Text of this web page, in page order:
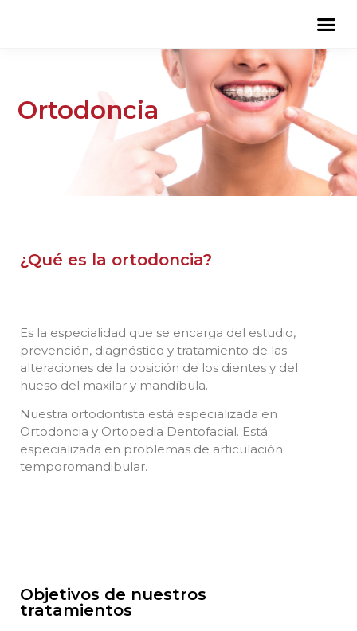
Ortodoncia
¿Qué es la ortodoncia?
Es la especialidad que se encarga del estudio,
prevención, diagnóstico y tratamiento de las
alteraciones de la posición de los dientes y del
hueso del maxilar y mandíbula.
Nuestra ortodontista está especializada en
Ortodoncia y Ortopedia Dentofacial. Está
especializada en problemas de articulación
temporomandibular.
Objetivos de nuestros
tratamientos